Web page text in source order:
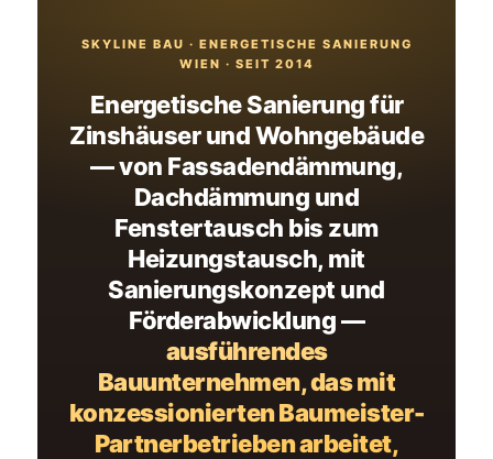
SKYLINE BAU · ENERGETISCHE SANIERUNG
WIEN · SEIT 2014
Energetische Sanierung für
Zinshäuser und Wohngebäude
— von Fassadendämmung,
Dachdämmung und
Fenstertausch bis zum
Heizungstausch, mit
Sanierungskonzept und
Förderabwicklung —
ausführendes
Bauunternehmen, das mit
konzessionierten Baumeister-
Partnerbetrieben arbeitet,